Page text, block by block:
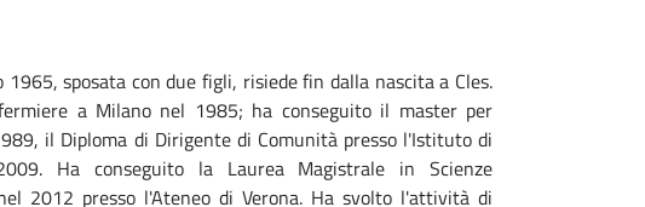
sposata con due figli, risiede fin dalla nascita a Cles.
a Milano nel 1985; ha conseguito il master per
il Diploma di Dirigente di Comunità presso l'Istituto di
Ha conseguito la Laurea Magistrale in Scienze
2012 presso l'Ateneo di Verona. Ha svolto l'attività di